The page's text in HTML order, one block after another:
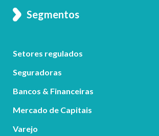
Segmentos
Setores regulados
Seguradoras
Bancos & Financeiras
Mercado de Capitais
Varejo